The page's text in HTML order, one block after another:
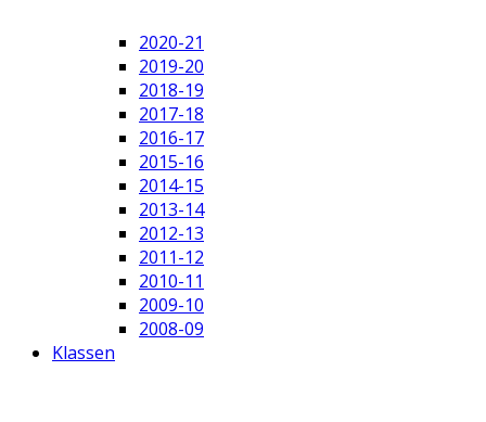
2020-21
2019-20
2018-19
2017-18
2016-17
2015-16
2014-15
2013-14
2012-13
2011-12
2010-11
2009-10
2008-09
Klassen